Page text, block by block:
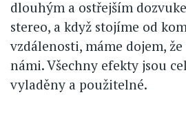
dlouhým a ostřejším
stereo, a když stojíme od
vzdálenosti, máme dojem,
námi. Všechny efekty jsou
vyladěny a použitelné.